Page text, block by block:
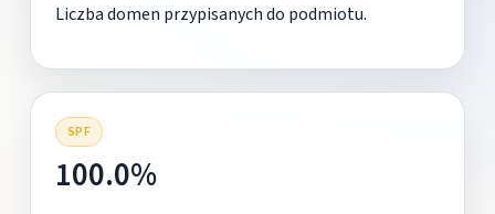
Liczba domen przypisanych do podmiotu.
SPF
100.0%